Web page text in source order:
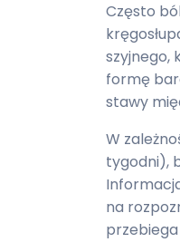
Często
szyjnego,
formę
stawy
W
tygodni),
na